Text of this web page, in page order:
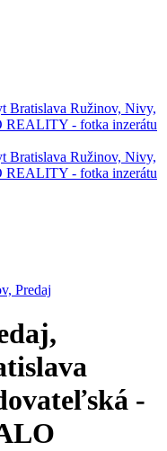
Predaj
-